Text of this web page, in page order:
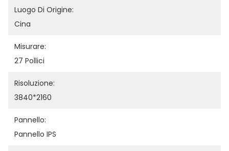
Luogo Di Origine:
Cina
Misurare:
27 Pollici
Risoluzione:
3840*2160
Pannello:
Pannello IPS